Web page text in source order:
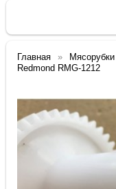
Главная Мясорубки
Redmond RMG-1212